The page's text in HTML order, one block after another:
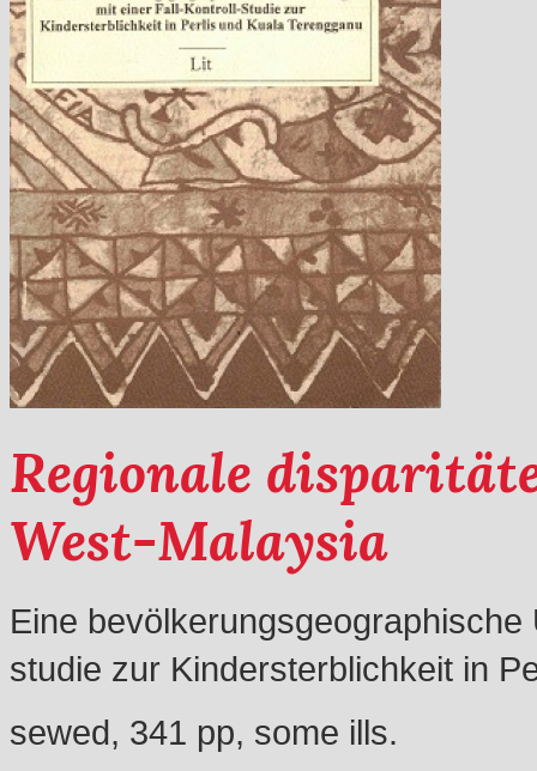
Regionale
West-Malaysia
Eine
studie zur Kindersterblichkeit in
sewed, 341 pp, some ills.